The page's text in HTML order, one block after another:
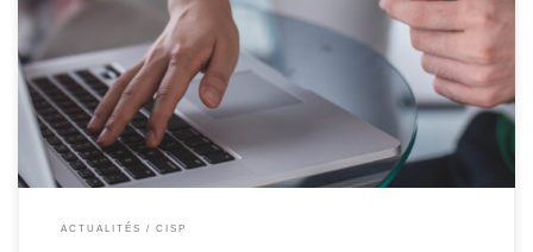
questionnements au sein des centres d’insertion socioprofessionnelle ainsi
que dans notre équipe d’assistants sociaux : comment former nos
stagiaires à distance ? Est-ce envisageable pour nos stagiaires ? Ont-ils
tous un ordinateur et les capacités pour suivre un cours […]
ACTUALITÉS CISP